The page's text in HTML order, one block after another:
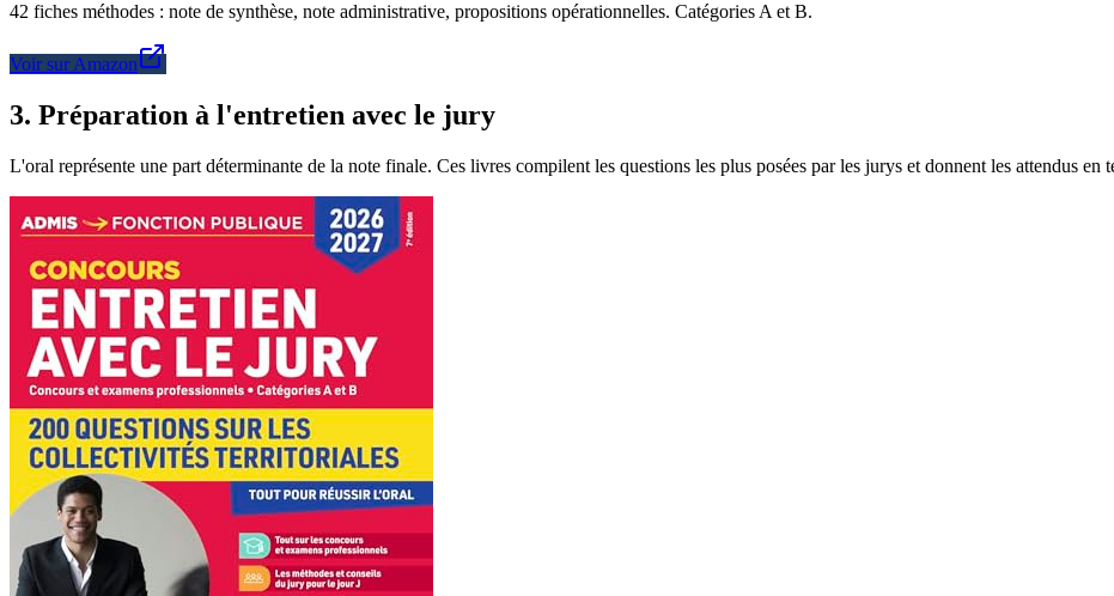
42 fiches méthodes : note de synthèse, note administrative, propositions opérationnelles. Catégories A et B.
Voir sur Amazon
3. Préparation à l'entretien avec le jury
L'oral représente une part déterminante de la note finale. Ces livres compilent les questions les plus posées par les jurys et donnent les attendus en